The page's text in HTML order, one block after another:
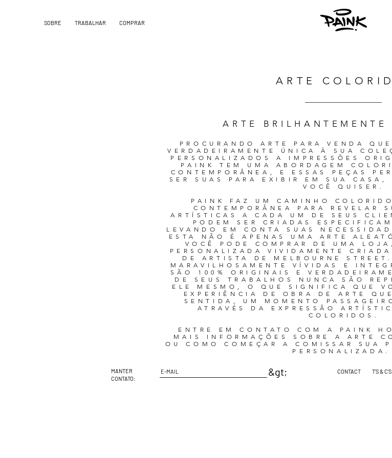
SOBRE TRABALHAR COMPRAR
ARTE
ARTE BRILHANTEMENTE
PROCURANDO ARTE PARA VENDA
VERDADEIRAMENTE ÚNICA À SUA
PERSONALIZADOS A IMPRESSÕES
PAINK TEM UMA ABORDAGEM
CONTEMPORÂNEA, E ESSAS PEÇAS
SER SUAS PARA EXIBIR EM SUA CASA,
VOCÊ QUISER.
PAINK FAZ UM CAMINHO
CONTEMPORÂNEA PARA REVELAR
ARTÍSTICAS A CADA UM DE SEUS
PODEM SER CRIADAS
LEVANDO EM CONTA SUAS
ESTA NÃO É APENAS UMA ARTE
VOCÊ PODE COMPRAR DE UMA
PERSONALIZADA VIVIDAMENTE
DE ARTISTA DE MELBOURNE
MARAVILHOSAMENTE VÍVIDAS E
SÃO 100% ORIGINAIS E
DE SEUS TRABALHOS NUNCA SÃO
ELE MESMO, O QUE SIGNIFICA QUE
EXPERIÊNCIA DE OBRA DE ARTE
SENTIDA, UM MOMENTO
ATRAVÉS DA EXPRESSÃO
COLORIDOS.
ENTRE EM CONTATO COM A PAINK
MAIS INFORMAÇÕES SOBRE A ARTE
OU COMO COMEÇAR A COMISSAR SUA
PERSONALIZADA.
MANTER
CONTATO:
&gt; CONTACT T'S & C'S